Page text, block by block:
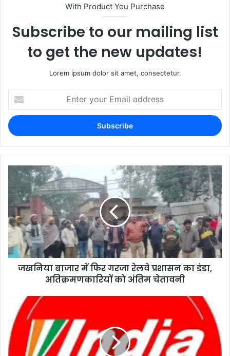
With Product You Purchase
Subscribe to our mailing list
to get the new updates!
Lorem ipsum dolor sit amet, consectetur.
जखनिया बाजार में फिर गरजा रेलवे प्रशासन का डंडा,
अतिक्रमणकारियों को अंतिम चेतावनी